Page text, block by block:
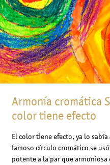
Armonía cromática
color tiene efecto
El color tiene efecto, ya lo
famoso círculo cromático se
potente a la par que armoniosa